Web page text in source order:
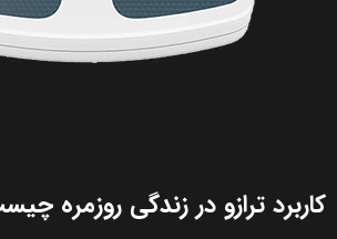
کاربرد ترازو در زندگی روزمره